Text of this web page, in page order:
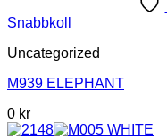
Snabbkoll
Uncategorized
M939 ELEPHANT
0 kr